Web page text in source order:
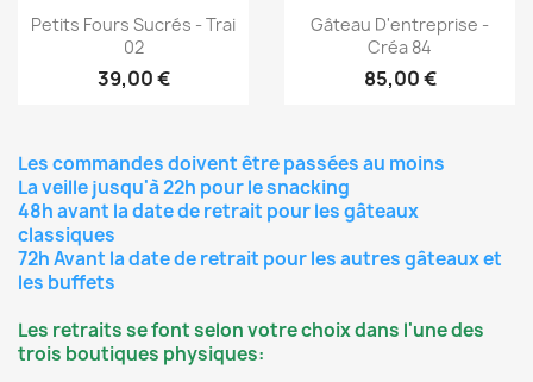
 Aperçu rapide
Petits Fours Sucrés - Trai
02
39,00 €
Aperçu rapide
Gâteau D'entreprise -
Créa 84
85,00 €
Les commandes doivent être passées au moins
La veille jusqu'à 22h pour le snacking
48h avant la date de retrait pour les gâteaux
classiques
72h Avant la date de retrait pour les autres gâteaux et
les buffets
Les retraits se font selon votre choix dans l'une des
trois boutiques physiques: